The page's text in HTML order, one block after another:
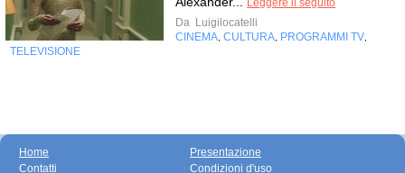
Leggere il seguito
Da Luigilocatelli
CINEMA CULTURA PROGRAMMI TV
TELEVISIONE
Home
Contatti
Presentazione
Condizioni d'uso